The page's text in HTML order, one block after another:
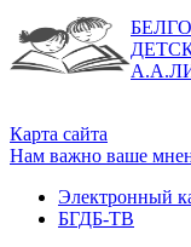
Карта сайта
Нам важно ваше
Электронный
БГДБ-ТВ